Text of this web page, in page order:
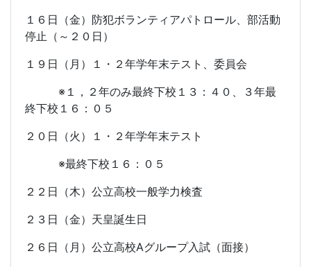
１６日（金）防犯ボランティアパトロール、部活動
停止（～２０日）
１９日（月）１・２年学年末テスト、委員会
※１，２年のみ最終下校１３：４０、３年最
終下校１６：０５
２０日（火）１・２年学年末テスト
※最終下校１６：０５
２２日（木）公立高校一般学力検査
２３日（金）天皇誕生日
２６日（月）公立高校Aグループ入試（面接）